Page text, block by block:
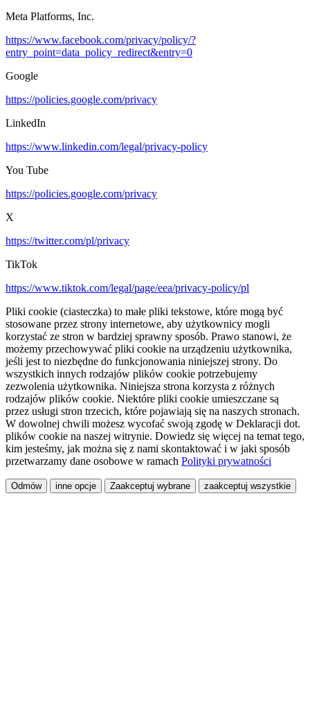
Meta Platforms, Inc.
https://www.facebook.com/privacy/policy/?
entry_point=data_policy_redirect&entry=0
Google
https://policies.google.com/privacy
LinkedIn
https://www.linkedin.com/legal/privacy-policy
You Tube
https://policies.google.com/privacy
X
https://twitter.com/pl/privacy
TikTok
https://www.tiktok.com/legal/page/eea/privacy-policy/pl
Pliki cookie (ciasteczka) to małe pliki tekstowe, które mogą być
stosowane przez strony internetowe, aby użytkownicy mogli
korzystać ze stron w bardziej sprawny sposób. Prawo stanowi, że
możemy przechowywać pliki cookie na urządzeniu użytkownika,
jeśli jest to niezbędne do funkcjonowania niniejszej strony. Do
wszystkich innych rodzajów plików cookie potrzebujemy
zezwolenia użytkownika. Niniejsza strona korzysta z różnych
rodzajów plików cookie. Niektóre pliki cookie umieszczane są
przez usługi stron trzecich, które pojawiają się na naszych stronach.
W dowolnej chwili możesz wycofać swoją zgodę w Deklaracji dot.
plików cookie na naszej witrynie. Dowiedz się więcej na temat tego,
kim jesteśmy, jak można się z nami skontaktować i w jaki sposób
przetwarzamy dane osobowe w ramach Polityki prywatności
Odmów inne opcje Zaakceptuj wybrane zaakceptuj wszystkie